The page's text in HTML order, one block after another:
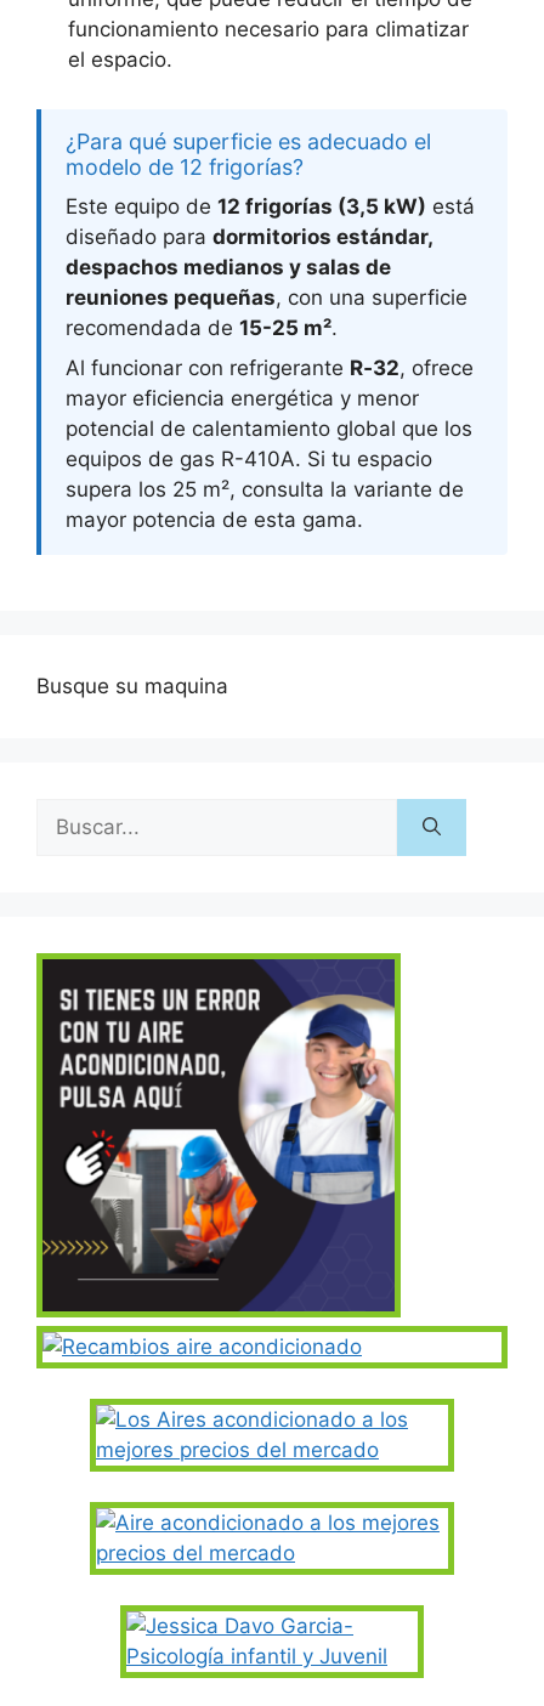
funcionamiento necesario para climatizar
el espacio.
¿Para qué superficie es adecuado el
modelo de 12 frigorías?
Este equipo de 12 frigorías (3,5 kW) está
diseñado para dormitorios estándar,
despachos medianos y salas de
reuniones pequeñas, con una superficie
recomendada de 15-25 m².
Al funcionar con refrigerante R‑32, ofrece
mayor eficiencia energética y menor
potencial de calentamiento global que los
equipos de gas R-410A. Si tu espacio
supera los 25 m², consulta la variante de
mayor potencia de esta gama.
Busque su maquina